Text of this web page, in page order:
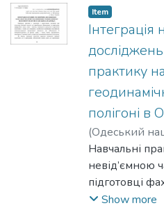
Item
Інтеграція
практику
полігоні в
(Одеський
імені І. І.
Тетяна
Анатолійович
Yevhen A.
Навчальні
невід’ємною
підготовці
Show more